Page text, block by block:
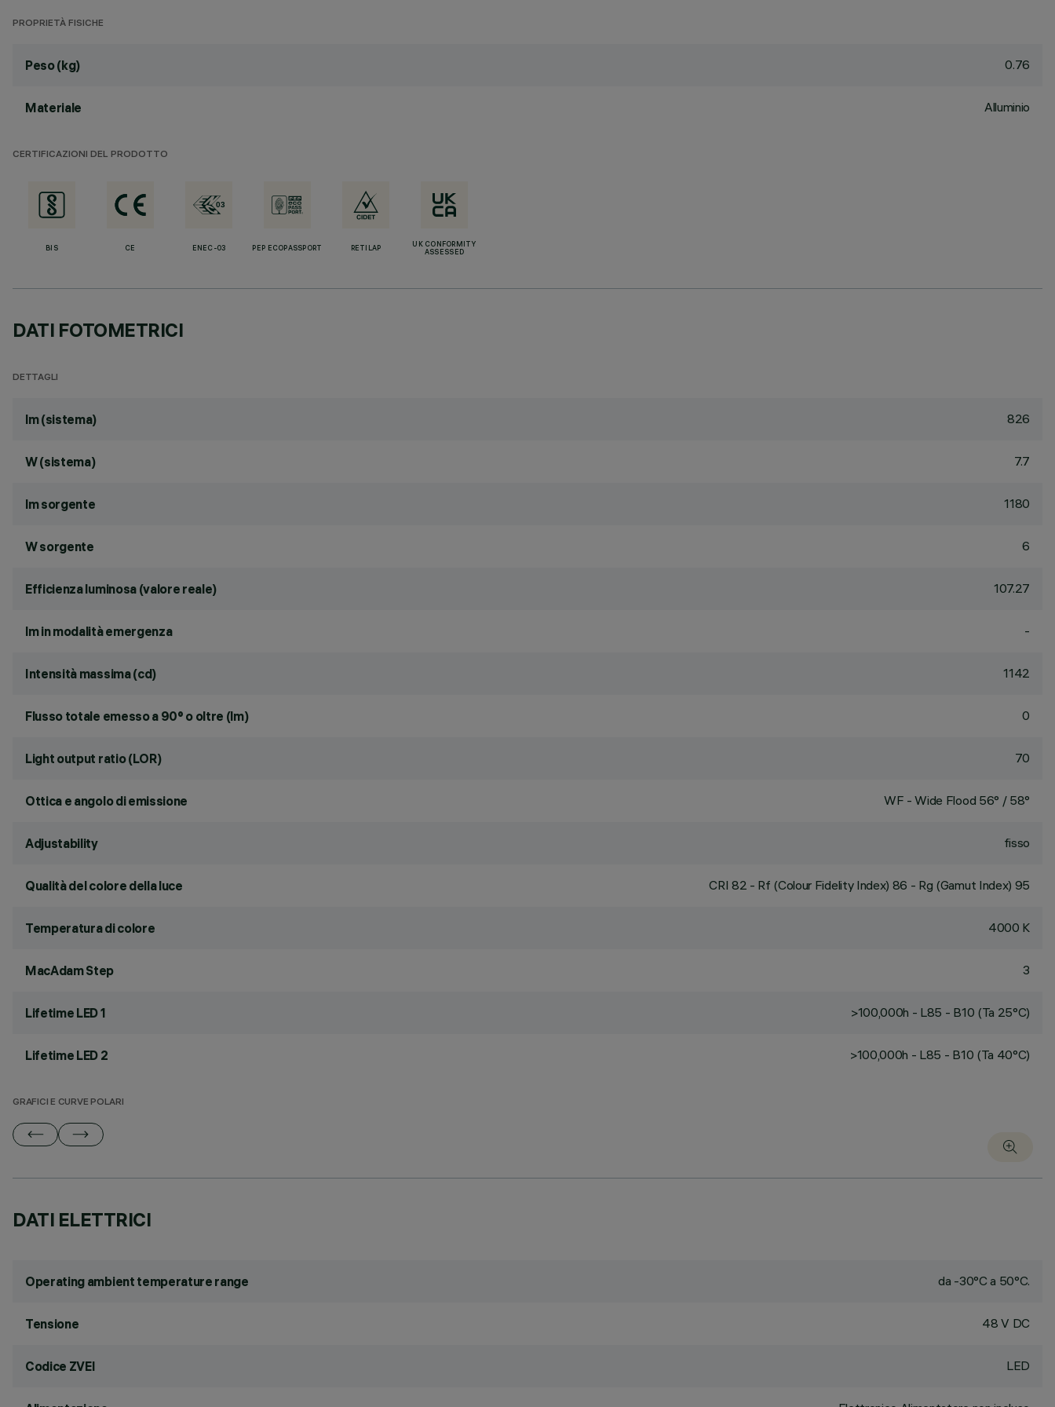
PROPRIETÀ FISICHE
Peso (kg) 0.76
Materiale Alluminio
CERTIFICAZIONI DEL PRODOTTO
BIS CE ENEC-03 PEP ECOPASSPORT RETILAP
UK CONFORMITY
ASSESSED
DATI FOTOMETRICI
DETTAGLI
lm (sistema) 826
W (sistema) 7.7
lm sorgente 1180
W sorgente 6
Efficienza luminosa (valore reale) 107.27
lm in modalità emergenza -
Intensità massima (cd) 1142
Flusso totale emesso a 90° o oltre (lm) 0
Light output ratio (LOR) 70
Ottica e angolo di emissione WF - Wide Flood 56° / 58°
Adjustability fisso
Qualità del colore della luce CRI 82 - Rf (Colour Fidelity Index) 86 - Rg (Gamut Index) 95
Temperatura di colore 4000 K
MacAdam Step 3
Lifetime LED 1 >100,000h - L85 - B10 (Ta 25°C)
Lifetime LED 2 >100,000h - L85 - B10 (Ta 40°C)
GRAFICI E CURVE POLARI
DATI ELETTRICI
Operating ambient temperature range da -30°C a 50°C.
Tensione 48 V DC
Codice ZVEI LED